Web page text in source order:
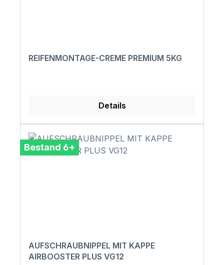
REIFENMONTAGE-CREME PREMIUM 5KG
Details
Bestand 6+
AUFSCHRAUBNIPPEL MIT KAPPE
AIRBOOSTER PLUS VG12